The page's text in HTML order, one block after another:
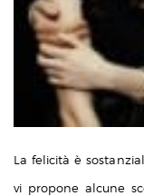
La felicità è
vi propone alcune